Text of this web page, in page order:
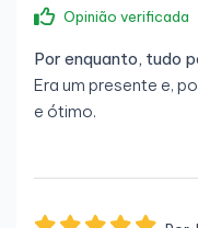
Opinião verificada
Por enquanto, tudo
Era um presente e,
e ótimo.